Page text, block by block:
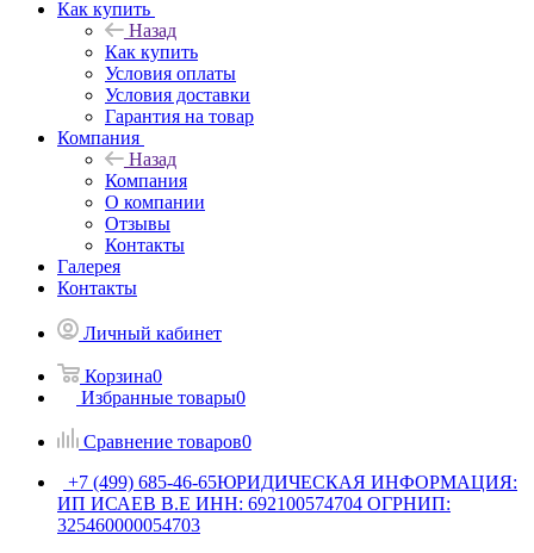
Как купить
Назад
Как купить
Условия оплаты
Условия доставки
Гарантия на товар
Компания
Назад
Компания
О компании
Отзывы
Контакты
Галерея
Контакты
Личный кабинет
Корзина0
Избранные товары0
Сравнение товаров0
+7 (499) 685-46-65ЮРИДИЧЕСКАЯ ИНФОРМАЦИЯ:
ИП ИСАЕВ В.Е ИНН: 692100574704 ОГРНИП:
325460000054703